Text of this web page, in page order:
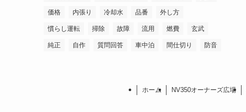
価格 内張り 冷却水 品番 外し方
慣らし運転 掃除 故障 流用 燃費 玄武
純正 自作 質問回答 車中泊 間仕切り 防音
ホーム NV350オーナーズ広場